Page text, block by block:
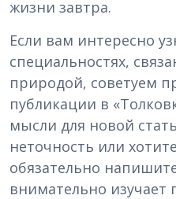
жизни завтра.
Если вам интересно
специальностях,
природой, советуем
публикации в
мысли для новой
неточность или
обязательно
внимательно изучает